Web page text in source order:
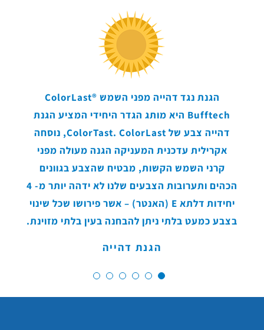
הגנת נגד דהייה מפני השמש ColorLast®
Bufftech היא מותג הגדר היחידי המציע הגנת
דהייה צבע של ColorTast. ColorLast, נוסחה
אקרילית עדכנית המעניקה הגנה מעולה מפני
קרני השמש הקשות, מבטיח שהצבע בגוונים
הכהים ותערובות הצבעים שלנו לא ידהה יותר מ- 4
יחידות דלתא E (האנטר) – אשר פירושו שכל שינוי
בצבע כמעט בלתי ניתן להבחנה בעין בלתי מזוינת.
הגנת דהייה
אסטרטגיות להפחתת ההשפעה הסביבתית שלנו,
תוך הגברת קיימות הפעילות והמוצרים שלנו.
הערכת מחזור חיים (LCA) שהוגשה למכון הלאומי
לתקנים וטכנולוגיה (NIST) ופורסמה במאגר מוצרי
הבניין LCA, BEES (בניין לקיימות סביבתית
וכלכלית).
הפחתת השפעה סביבתית
חברה שאפשר לסמוך עליה. במשך יותר ממאה
שנים, בעלי בתים ואנשי מקצוע מבנים כאחד
סומכים על היצרן כמקור מהימן למוצרי בנייה
חדשניים ואיכותיים.וממשיכה במסורת ארוכת
שנים זו עם קו הגדר המעולה שלה, המיוצר בגאווה
בארה"ב.
ייצור USA
ביצועי ™ WindZone: מחוז מיאמי-דאד מאושר
לביצועים יוצאי דופן בתנאי רוח גבוהים. עם
רכיבים אופציונליים, סגנון הגדר'עונה על תקן
הבנייה של פלורידה לאזורי הוריקן. מומלץ לאזורים
שלעתים קרובות חווים רוחות במהירות גבוהה.
ביצועים בתנאי רוח
קו הגדרות שלנו עומד בדרישות ה- ASTM וכולל
סגנונות העומדים בקודים מקומיים ליישומי בריכת
שחייה. בדוק רשמית את תקן הבנייה המקומית
שלך מכיוון שתקנים מקומיים עשויים להשתנות.
עומד בדרישות ASTM
רעש ישיר – לוחות הפנלים שלנו חוסמים 98%
מהצליל הישיר,דרגת חסימת קול 26 (STC),
ליצירת חללים שקטים.
דרגת חסימת קול 26